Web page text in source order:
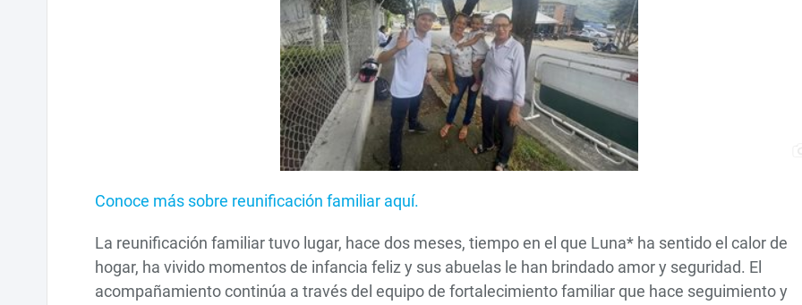
Conoce más sobre reunificación familiar aquí.
La reunificación familiar tuvo lugar, hace dos meses, tiempo en el que Luna* ha sentido el calor de
hogar, ha vivido momentos de infancia feliz y sus abuelas le han brindado amor y seguridad. El
acompañamiento continúa a través del equipo de fortalecimiento familiar que hace seguimiento y